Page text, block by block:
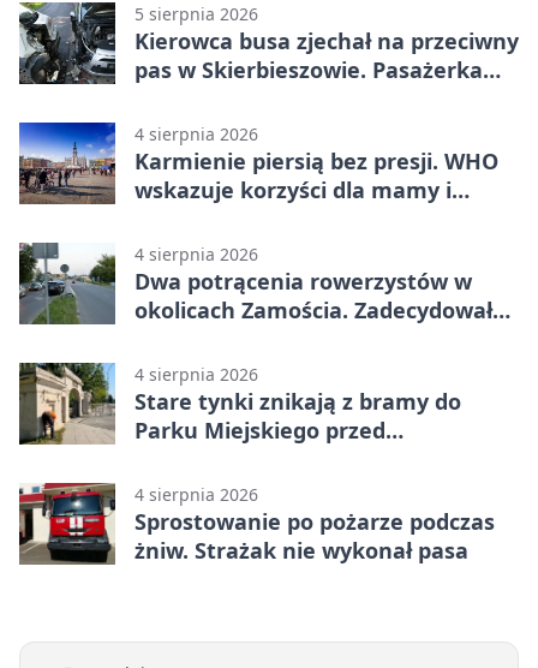
5 sierpnia 2026
Kierowca busa zjechał na przeciwny
pas w Skierbieszowie. Pasażerka
4 sierpnia 2026
Karmienie piersią bez presji. WHO
wskazuje korzyści dla mamy i
4 sierpnia 2026
Dwa potrącenia rowerzystów w
okolicach Zamościa. Zadecydowało
4 sierpnia 2026
Stare tynki znikają z bramy do
Parku Miejskiego przed
4 sierpnia 2026
Sprostowanie po pożarze podczas
żniw. Strażak nie wykonał pasa